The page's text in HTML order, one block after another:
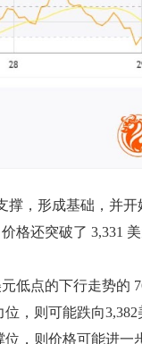
，形成基础，并开
格还突破了 3,331
低点的下行走势
，则可能跌向
，则价格可能进一